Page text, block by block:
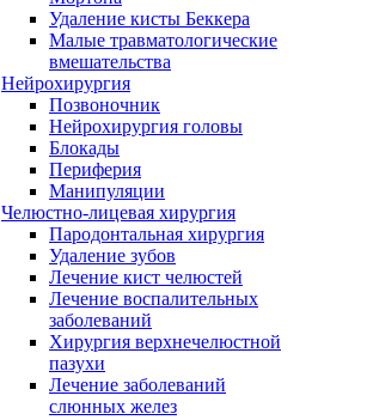
Удаление кисты Беккера
Малые травматологические
вмешательства
Нейрохирургия
Позвоночник
Нейрохирургия головы
Блокады
Периферия
Манипуляции
Челюстно-лицевая хирургия
Пародонтальная хирургия
Удаление зубов
Лечение кист челюстей
Лечение воспалительных
заболеваний
Хирургия верхнечелюстной
пазухи
Лечение заболеваний
слюнных желез